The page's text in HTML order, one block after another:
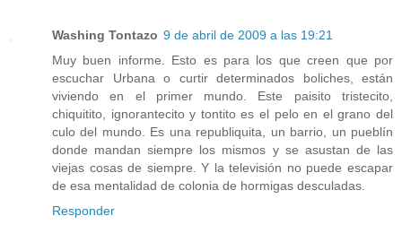
Washing Tontazo 9 de abril de 2009 a las 19:21
Muy buen informe. Esto es para los que creen que por
escuchar Urbana o curtir determinados boliches, están
viviendo en el primer mundo. Este paisito tristecito,
chiquitito, ignorantecito y tontito es el pelo en el grano del
culo del mundo. Es una republiquita, un barrio, un pueblín
donde mandan siempre los mismos y se asustan de las
viejas cosas de siempre. Y la televisión no puede escapar
de esa mentalidad de colonia de hormigas desculadas.
Responder